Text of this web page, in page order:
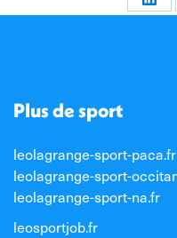
Plus de sport
leolagrange-sport-paca.fr
leolagrange-sport-
leolagrange-sport-na.fr
leosportjob.fr